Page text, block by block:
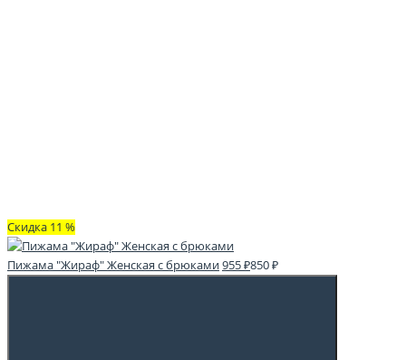
Скидка 11 %
Пижама "Жираф" Женская с брюками955 ₽850 ₽